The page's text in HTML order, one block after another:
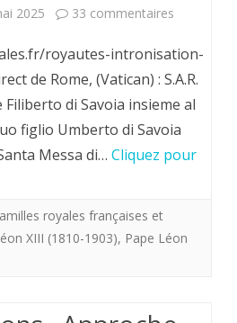
2025 33 commentaires
ROYAUX
ITALIENS
A
SA
royautes-intronisation-
de Rome, (Vatican) : S.A.R.
Filiberto di Savoia insieme al
figlio Umberto di Savoia
Messa di… Cliquez pour
royales françaises et
XIII (1810-1903), Pape Léon